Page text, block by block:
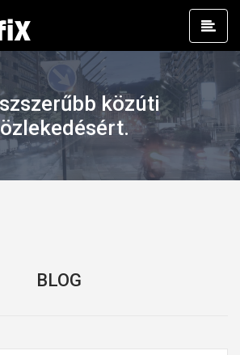
közúti
BLOG